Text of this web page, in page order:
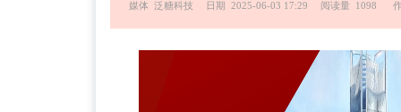
媒体 泛糖科技 日期 2025-06-03 17:29 阅读量 1098